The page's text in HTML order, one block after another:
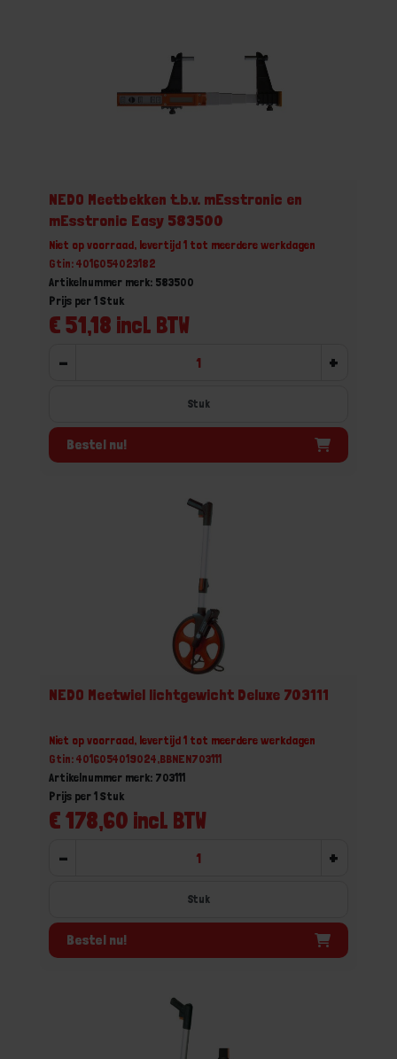
NEDO Meetbekken t.b.v. mEsstronic en
mEsstronic Easy 583500
Niet op voorraad, levertijd 1 tot meerdere werkdagen
Gtin: 4016054023182
Artikelnummer merk: 583500
€ 51,18 incl. BTW
Prijs per 1 Stuk
- +
Stuk
Bestel nu!
NEDO Meetwiel lichtgewicht Deluxe 703111
Niet op voorraad, levertijd 1 tot meerdere werkdagen
Gtin: 4016054019024,BBNEN703111
Artikelnummer merk: 703111
€ 178,60 incl. BTW
Prijs per 1 Stuk
- +
Stuk
Bestel nu!